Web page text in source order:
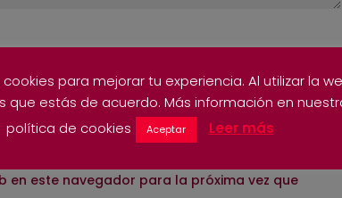
en este navegador para la próxima vez que
cookies para mejorar tu experiencia. Al utilizar la
que estás de acuerdo. Más información en
política de cookies
Aceptar Leer más